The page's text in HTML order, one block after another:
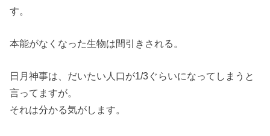
す。
本能がなくなった生物は間引きされる。
日月神事は、だいたい人口が1/3ぐらいになってしまうと
言ってますが。
それは分かる気がします。